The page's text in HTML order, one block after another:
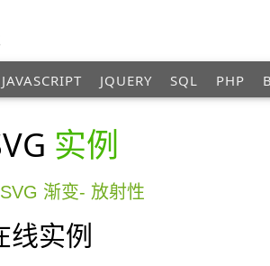
JAVASCRIPT JQUERY SQL PHP
实例
渐变- 放射性
线实例